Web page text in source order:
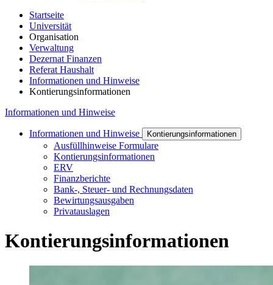
Startseite
Universität
Organisation
Verwaltung
Dezernat Finanzen
Referat Haushalt
Informationen und Hinweise
Kontierungsinformationen
Informationen und Hinweise
Informationen und Hinweise Kontierungsinformationen
Ausfüllhinweise Formulare
Kontierungsinformationen
ERV
Finanzberichte
Bank-, Steuer- und Rechnungsdaten
Bewirtungsausgaben
Privatauslagen
Kontierungsinformationen